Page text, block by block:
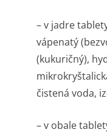
–v jadre
vápenatý
(kukuričný),
čistená voda,
–v obale